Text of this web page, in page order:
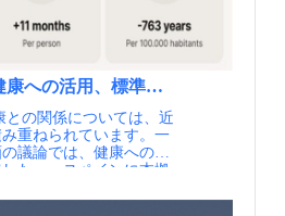
効果、医療・福祉分野と
した。また、西尾市の
域交通をどのように支
での具体的な質問も寄
地域交通を単なる移動
健康維持や社会参加、
る社会基盤として提示
全体のテーマである
ました。 筑波大学
ーン（日本の市区町村よ
）をはじめとして、州
団体が、都市交通を管
行政組織のことです。
では、鉄道・バス等公
データセット）に留ま
共交通データ（143のデ
ット）、カープーリン
滑に輸送する必要があっ
フランス都市圏の交通
、以下IDFM）は、交通
進める戦略を定めまし
公共交通を計画・運営
あり、IDFMがその役
万トリップ/日・出典
500人
への活用、標準化の取り組み、
重ねられています。一
議論では、健康への視
した。 スペインに本拠
き出すことを目指す企